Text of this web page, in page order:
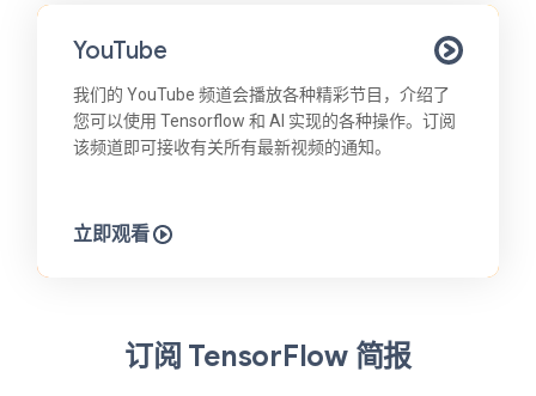
YouTube
我们的 YouTube 频道会播放各种精彩节目，介绍了
您可以使用 Tensorflow 和 AI 实现的各种操作。订阅
该频道即可接收有关所有最新视频的通知。
立即观看
订阅 TensorFlow 简报